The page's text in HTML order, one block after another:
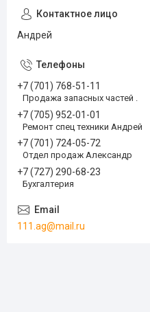
Андрей
+7 (701) 768-51-11
Продажа запасных частей .
+7 (705) 952-01-01
Ремонт спец техники Андрей
+7 (701) 724-05-72
Отдел продаж Александр
+7 (727) 290-68-23
Бухгалтерия
111.ag@mail.ru